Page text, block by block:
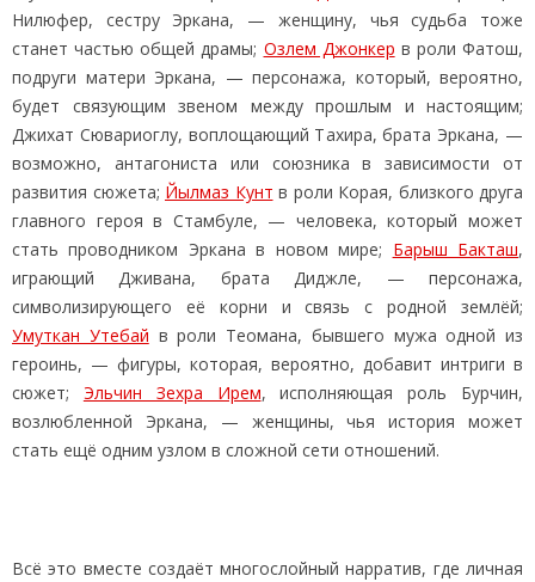
Нилюфер, сестру Эркана, — женщину, чья судьба тоже
станет частью общей драмы; Озлем Джонкер в роли Фатош,
подруги матери Эркана, — персонажа, который, вероятно,
будет связующим звеном между прошлым и настоящим;
Джихат Сювариоглу, воплощающий Тахира, брата Эркана, —
возможно, антагониста или союзника в зависимости от
развития сюжета; Йылмаз Кунт в роли Корая, близкого друга
главного героя в Стамбуле, — человека, который может
стать проводником Эркана в новом мире; Барыш Бакташ,
играющий Дживана, брата Диджле, — персонажа,
символизирующего её корни и связь с родной землёй;
Умуткан Утебай в роли Теомана, бывшего мужа одной из
героинь, — фигуры, которая, вероятно, добавит интриги в
сюжет; Эльчин Зехра Ирем, исполняющая роль Бурчин,
возлюбленной Эркана, — женщины, чья история может
стать ещё одним узлом в сложной сети отношений.
Всё это вместе создаёт многослойный нарратив, где личная